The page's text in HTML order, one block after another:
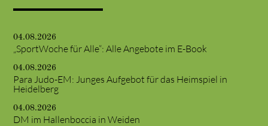
04.08.2026
„SportWoche für Alle“: Alle Angebote im E-Book
04.08.2026
Para Judo-EM: Junges Aufgebot für das Heimspiel in
Heidelberg
04.08.2026
DM im Hallenboccia in Weiden